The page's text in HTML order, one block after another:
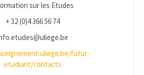
sur les Etudes
+ 32 (0)4 366 56 74
futur-
etudiant/contacts